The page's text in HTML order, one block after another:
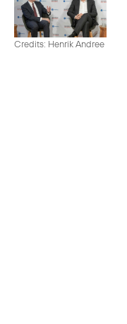
Credits: Henrik Andree